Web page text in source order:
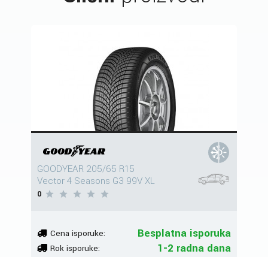
GOODYEAR 205/65 R15
Vector 4 Seasons G3 99V XL
0
Cena isporuke: Besplatna isporuka
Rok isporuke: 1-2 radna dana